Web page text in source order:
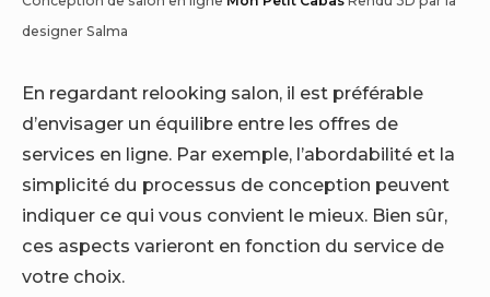
designer Salma
En regardant relooking salon, il est préférable
d’envisager un équilibre entre les offres de
services en ligne. Par exemple, l’abordabilité et la
simplicité du processus de conception peuvent
indiquer ce qui vous convient le mieux. Bien sûr,
ces aspects varieront en fonction du service de
votre choix.